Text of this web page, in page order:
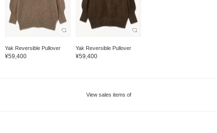
Yak Reversible Pullover
¥59,400
Yak Reversible Pullover
¥59,400
View sales items of